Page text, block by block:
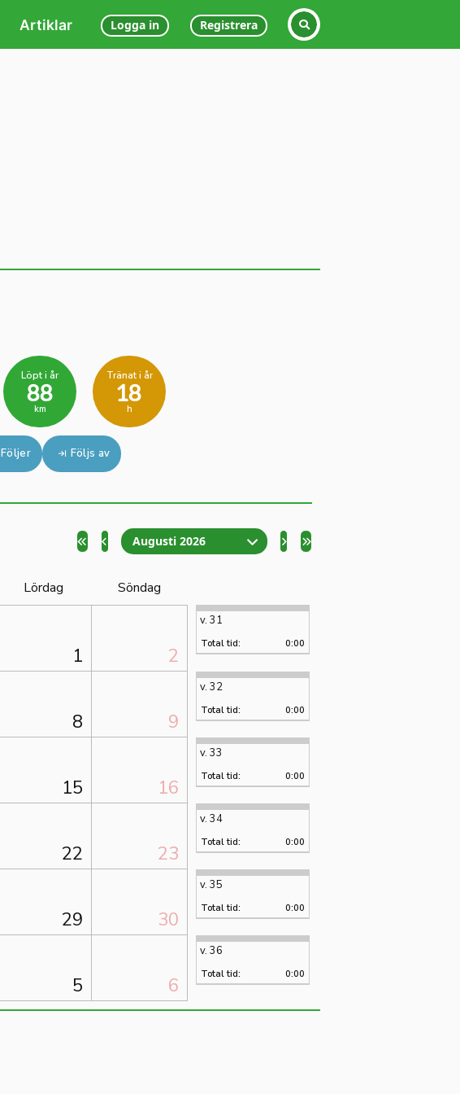
Artiklar Logga in Registrera
Löpt i år
88
km
Tränat i år
18
h
Följer Följs av
Augusti 2026
Lördag Söndag
1 2
v. 31
Total tid: 0:00
8 9
v. 32
Total tid: 0:00
15 16
v. 33
Total tid: 0:00
22 23
v. 34
Total tid: 0:00
29 30
v. 35
Total tid: 0:00
5 6
v. 36
Total tid: 0:00